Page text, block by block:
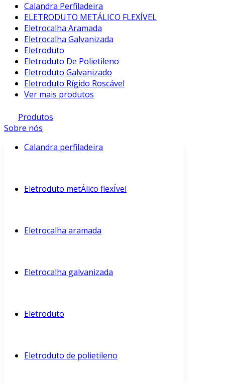
Calandra Perfiladeira
ELETRODUTO METÁLICO FLEXÍVEL
Eletrocalha Aramada
Eletrocalha Galvanizada
Eletroduto
Eletroduto De Polietileno
Eletroduto Galvanizado
Eletroduto Rígido Roscável
Ver mais produtos
Produtos
Sobre nós
Calandra perfiladeira
Eletroduto metÁlico flexÍvel
Eletrocalha aramada
Eletrocalha galvanizada
Eletroduto
Eletroduto de polietileno